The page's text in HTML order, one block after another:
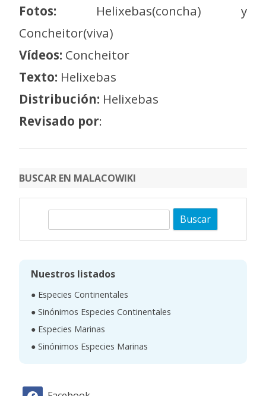
Fotos: Helixebas(concha) y
Concheitor(viva)
Vídeos: Concheitor
Texto: Helixebas
Distribución: Helixebas
Revisado por:
BUSCAR EN MALACOWIKI
Nuestros listados
● Especies Continentales
● Sinónimos Especies Continentales
● Especies Marinas
● Sinónimos Especies Marinas